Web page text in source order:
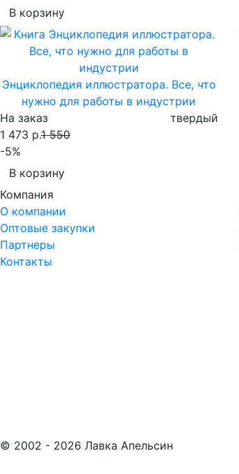
В корзину
Энциклопедия иллюстратора. Все, что
нужно для работы в индустрии
На заказ
твердый
1 473 р.1 550
-5%
В корзину
Компания
О компании
Оптовые закупки
Партнеры
Контакты
© 2002 - 2026 Лавка Апельсин